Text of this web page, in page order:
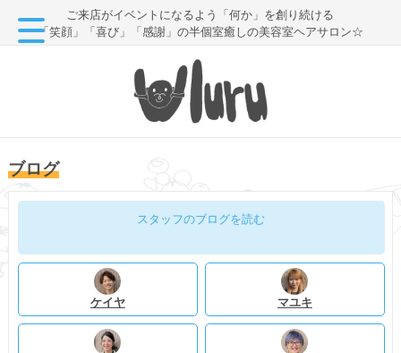
ご来店がイベントになるよう「何か」を創り続ける
「笑顔」「喜び」「感謝」の半個室癒しの美容室ヘアサロン☆
ブログ
スタッフのブログを読む
ケイヤ マユキ